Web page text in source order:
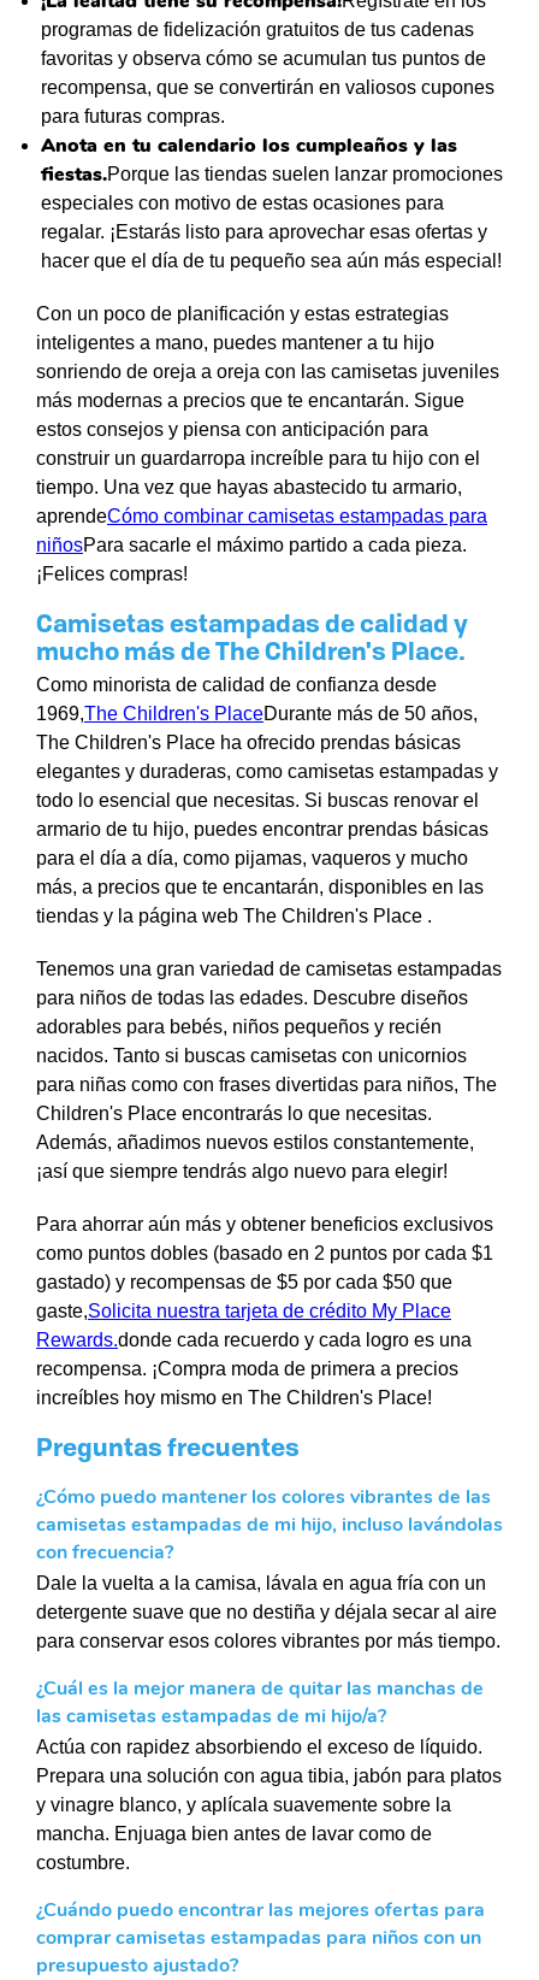
programas de fidelización gratuitos de tus cadenas
favoritas y observa cómo se acumulan tus puntos de
recompensa, que se convertirán en valiosos cupones
para futuras compras.
Anota en tu calendario los cumpleaños y las
fiestas.Porque las tiendas suelen lanzar promociones
especiales con motivo de estas ocasiones para
regalar. ¡Estarás listo para aprovechar esas ofertas y
hacer que el día de tu pequeño sea aún más especial!
Con un poco de planificación y estas estrategias
inteligentes a mano, puedes mantener a tu hijo
sonriendo de oreja a oreja con las camisetas juveniles
más modernas a precios que te encantarán. Sigue
estos consejos y piensa con anticipación para
construir un guardarropa increíble para tu hijo con el
tiempo. Una vez que hayas abastecido tu armario,
aprendeCómo combinar camisetas estampadas para
niñosPara sacarle el máximo partido a cada pieza.
¡Felices compras!
Camisetas estampadas de calidad y
mucho más de The Children's Place.
Como minorista de calidad de confianza desde
1969,The Children's PlaceDurante más de 50 años,
The Children's Place ha ofrecido prendas básicas
elegantes y duraderas, como camisetas estampadas y
todo lo esencial que necesitas. Si buscas renovar el
armario de tu hijo, puedes encontrar prendas básicas
para el día a día, como pijamas, vaqueros y mucho
más, a precios que te encantarán, disponibles en las
tiendas y la página web The Children's Place .
Tenemos una gran variedad de camisetas estampadas
para niños de todas las edades. Descubre diseños
adorables para bebés, niños pequeños y recién
nacidos. Tanto si buscas camisetas con unicornios
para niñas como con frases divertidas para niños, The
Children's Place encontrarás lo que necesitas.
Además, añadimos nuevos estilos constantemente,
¡así que siempre tendrás algo nuevo para elegir!
Para ahorrar aún más y obtener beneficios exclusivos
como puntos dobles (basado en 2 puntos por cada $1
gastado) y recompensas de $5 por cada $50 que
gaste,Solicita nuestra tarjeta de crédito My Place
Rewards.donde cada recuerdo y cada logro es una
recompensa. ¡Compra moda de primera a precios
increíbles hoy mismo en The Children's Place!
Preguntas frecuentes
¿Cómo puedo mantener los colores vibrantes de las
camisetas estampadas de mi hijo, incluso lavándolas
con frecuencia?
Dale la vuelta a la camisa, lávala en agua fría con un
detergente suave que no destiña y déjala secar al aire
para conservar esos colores vibrantes por más tiempo.
¿Cuál es la mejor manera de quitar las manchas de
las camisetas estampadas de mi hijo/a?
Actúa con rapidez absorbiendo el exceso de líquido.
Prepara una solución con agua tibia, jabón para platos
y vinagre blanco, y aplícala suavemente sobre la
mancha. Enjuaga bien antes de lavar como de
costumbre.
¿Cuándo puedo encontrar las mejores ofertas para
comprar camisetas estampadas para niños con un
presupuesto ajustado?